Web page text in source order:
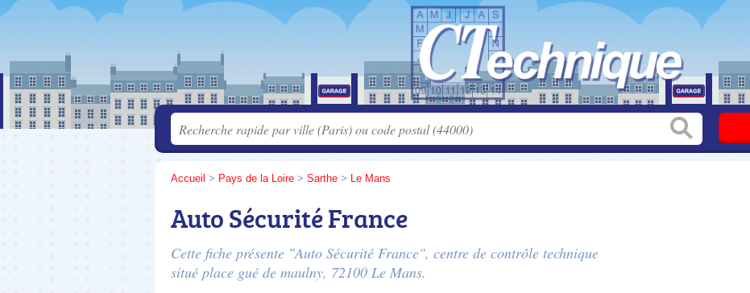
Accueil > Pays de la Loire > Sarthe > Le Mans
Auto Sécurité France
Cette fiche présente "Auto Sécurité France", centre de contrôle technique
situé place gué de maulny, 72100 Le Mans.